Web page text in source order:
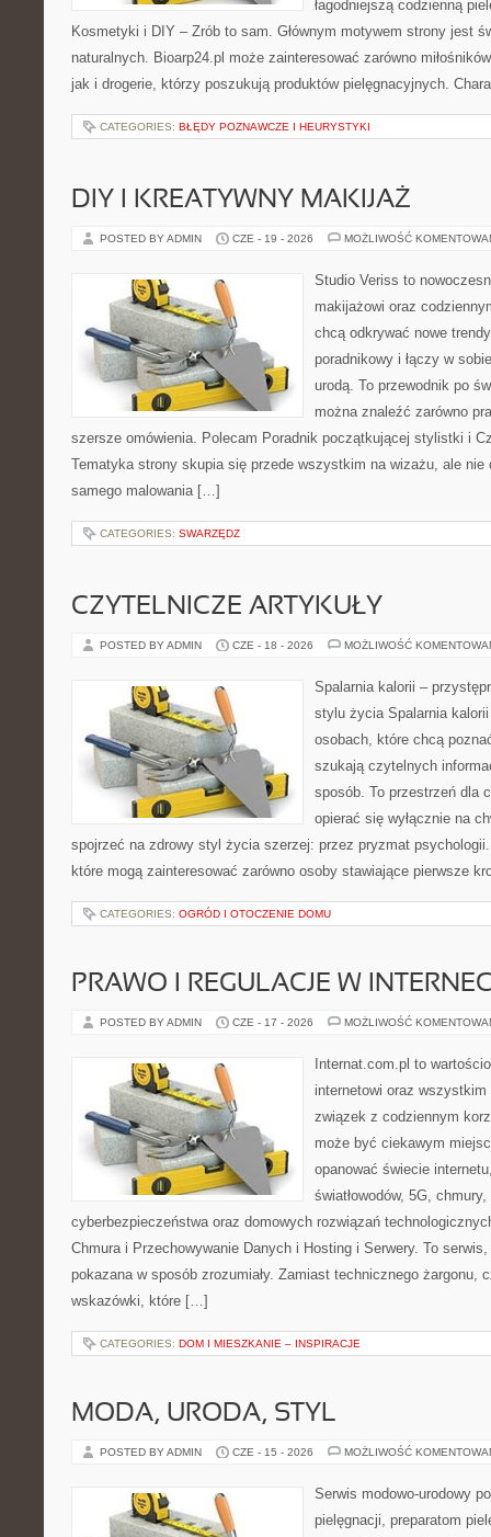
łagodniejszą codzienną
Kosmetyki i DIY – Zrób to sam. Głównym motywem strony jest
naturalnych. Bioarp24.pl może zainteresować zarówno
jak i drogerie, którzy poszukują produktów pielęgnacyjnych.
CATEGORIES: BŁĘDY POZNAWCZE I HEURYSTYKI
DIY I KREATYWNY MAKIJAŻ
POSTED BY ADMIN CZE - 19 - 2026 MOŻLIWOŚĆ
Studio Veriss to
makijażowi oraz
chcą odkrywać nowe
poradnikowy i łączy w
urodą. To przewodnik po
można znaleźć zarówno
szersze omówienia. Polecam Poradnik początkującej stylistki i
Tematyka strony skupia się przede wszystkim na wizażu, ale nie
samego malowania […]
CATEGORIES: SWARZĘDZ
CZYTELNICZE ARTYKUŁY
POSTED BY ADMIN CZE - 18 - 2026 MOŻLIWOŚĆ
Spalarnia kalorii –
stylu życia Spalarnia
osobach, które chcą
szukają czytelnych
sposób. To przestrzeń dla
opierać się wyłącznie na
spojrzeć na zdrowy styl życia szerzej: przez pryzmat
które mogą zainteresować zarówno osoby stawiające pierwsze
CATEGORIES: OGRÓD I OTOCZENIE DOMU
PRAWO I REGULACJE W
POSTED BY ADMIN CZE - 17 - 2026 MOŻLIWOŚĆ
Internat.com.pl to
internetowi oraz
związek z codziennym
może być ciekawym
opanować świecie
światłowodów, 5G,
cyberbezpieczeństwa oraz domowych rozwiązań
Chmura i Przechowywanie Danych i Hosting i Serwery. To
pokazana w sposób zrozumiały. Zamiast technicznego żargonu,
wskazówki, które […]
CATEGORIES: DOM I MIESZKANIE – INSPIRACJE
MODA, URODA, STYL
POSTED BY ADMIN CZE - 15 - 2026 MOŻLIWOŚĆ
Serwis modowo-urodowy
pielęgnacji, preparatom